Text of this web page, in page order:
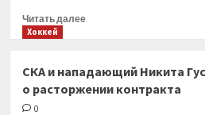
Читать далееПрочитать
подписал
новый
Хоккей
СКА и нападающий Никита
о расторжении контракта
0